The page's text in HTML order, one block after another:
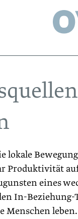
lokale
Produktivität
eines
In-
Menschen leben.